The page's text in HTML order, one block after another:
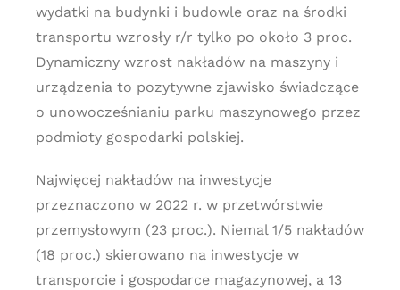
wydatki na budynki i budowle oraz na środki
transportu wzrosły r/r tylko po około 3 proc.
Dynamiczny wzrost nakładów na maszyny i
urządzenia to pozytywne zjawisko świadczące
o unowocześnianiu parku maszynowego przez
podmioty gospodarki polskiej.
Najwięcej nakładów na inwestycje
przeznaczono w 2022 r. w przetwórstwie
przemysłowym (23 proc.). Niemal 1/5 nakładów
(18 proc.) skierowano na inwestycje w
transporcie i gospodarce magazynowej, a 13